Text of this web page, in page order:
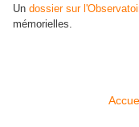
Un dossier sur
mémorielles.